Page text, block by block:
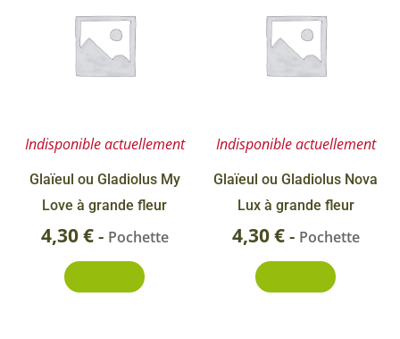
Indisponible actuellement
Glaïeul ou Gladiolus My
Love à grande fleur
4,30€- Pochette
Indisponible actuellement
Glaïeul ou Gladiolus Nova
Lux à grande fleur
4,30€- Pochette